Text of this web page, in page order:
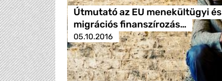
Útmutató az EU menekültügyi és
migrációs finanszírozás…
05.10.2016